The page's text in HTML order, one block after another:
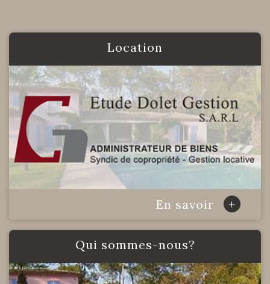
Location
En savoir +
Qui sommes-nous?